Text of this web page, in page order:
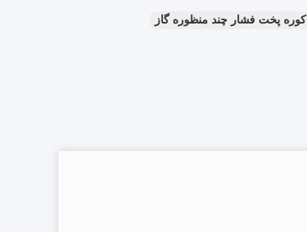
کوره پخت فشار چند منظوره گاز